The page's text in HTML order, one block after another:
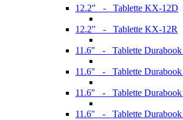
12.2" - Tablette KX-12D
12.2" - Tablette KX-12R
11.6" - Tablette
11.6" - Tablette Durabook
11.6" - Tablette Durabook
11.6" - Tablette Durabook